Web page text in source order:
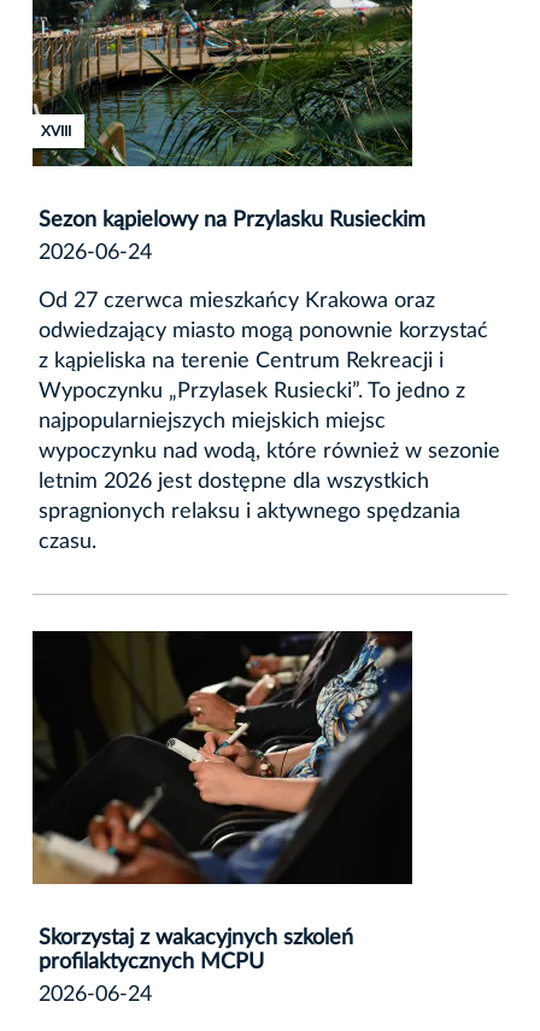
XVIII
Sezon kąpielowy na Przylasku Rusieckim
2026-06-24
Od 27 czerwca mieszkańcy Krakowa oraz
odwiedzający miasto mogą ponownie korzystać
z kąpieliska na terenie Centrum Rekreacji i
Wypoczynku „Przylasek Rusiecki”. To jedno z
najpopularniejszych miejskich miejsc
wypoczynku nad wodą, które również w sezonie
letnim 2026 jest dostępne dla wszystkich
spragnionych relaksu i aktywnego spędzania
czasu.
Skorzystaj z wakacyjnych szkoleń
profilaktycznych MCPU
2026-06-24